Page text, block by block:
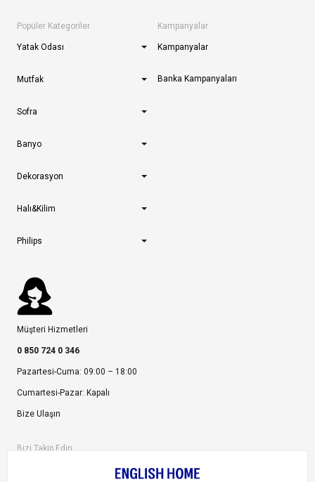
Popüler Kategoriler
Yatak Odası
Mutfak
Sofra
Banyo
Dekorasyon
Halı&Kilim
Philips
Kampanyalar
Kampanyalar
Banka Kampanyaları
Müşteri Hizmetleri
0 850 724 0 346
Pazartesi-Cuma: 09:00 – 18:00
Cumartesi-Pazar: Kapalı
Bize Ulaşın
Bizi Takip Edin